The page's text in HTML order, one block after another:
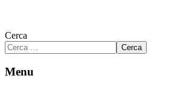
Cerca
Cerca
Menu